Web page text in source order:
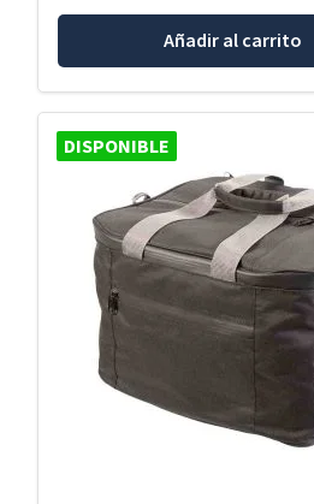
Añadir al carrito
DISPONIBLE